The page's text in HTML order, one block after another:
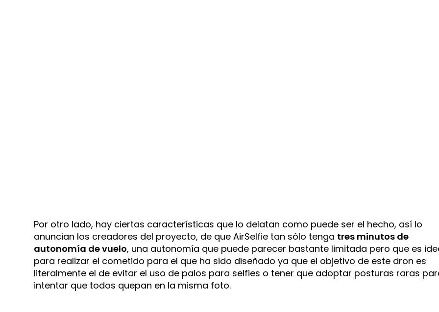
Por otro lado, hay ciertas características que lo delatan como puede ser el hecho, así lo
anuncian los creadores del proyecto, de que AirSelfie tan sólo tenga tres minutos de
autonomía de vuelo, una autonomía que puede parecer bastante limitada pero que es
para realizar el cometido para el que ha sido diseñado ya que el objetivo de este dron es
literalmente el de evitar el uso de palos para selfies o tener que adoptar posturas raras
intentar que todos quepan en la misma foto.